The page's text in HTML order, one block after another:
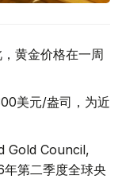
黄金价格在一周
美元/盎司，为近
Gold Council,
第二季度全球央